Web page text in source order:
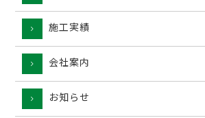
施工実績
会社案内
お知らせ